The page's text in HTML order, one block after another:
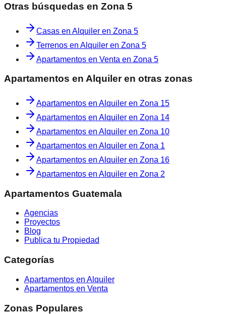
Otras búsquedas en Zona 5
Casas en Alquiler en Zona 5
Terrenos en Alquiler en Zona 5
Apartamentos en Venta en Zona 5
Apartamentos en Alquileren otras zonas
Apartamentos en Alquiler en Zona 15
Apartamentos en Alquiler en Zona 14
Apartamentos en Alquiler en Zona 10
Apartamentos en Alquiler en Zona 1
Apartamentos en Alquiler en Zona 16
Apartamentos en Alquiler en Zona 2
Apartamentos Guatemala
Agencias
Proyectos
Blog
Publica tu Propiedad
Categorías
Apartamentos en Alquiler
Apartamentos en Venta
Zonas Populares